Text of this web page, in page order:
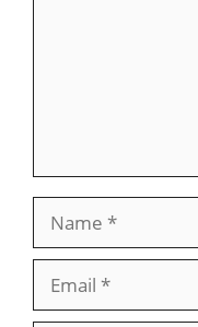
Name
Email